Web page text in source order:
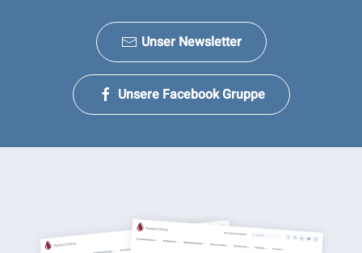
Unser Newsletter
Unsere Facebook Gruppe